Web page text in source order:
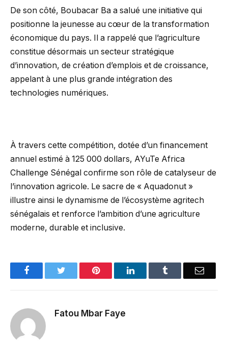
De son côté, Boubacar Ba a salué une initiative qui
positionne la jeunesse au cœur de la transformation
économique du pays. Il a rappelé que l’agriculture
constitue désormais un secteur stratégique
d’innovation, de création d’emplois et de croissance,
appelant à une plus grande intégration des
technologies numériques.
À travers cette compétition, dotée d’un financement
annuel estimé à 125 000 dollars, AYuTe Africa
Challenge Sénégal confirme son rôle de catalyseur de
l’innovation agricole. Le sacre de « Aquadonut »
illustre ainsi le dynamisme de l’écosystème agritech
sénégalais et renforce l’ambition d’une agriculture
moderne, durable et inclusive.
FacebookTwitter Pinterest LinkedInTumblr Email
Fatou Mbar Faye